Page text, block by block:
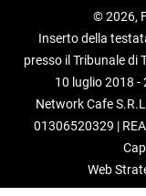
© 2026,
Inserto della
presso il Tribunale di
10 luglio 2018 -
Network Cafe
01306520329 |
Web